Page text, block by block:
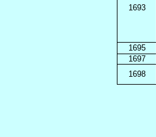
1693
1695
1697
1698